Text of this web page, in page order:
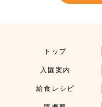
トップ
入園案内
給食レシピ